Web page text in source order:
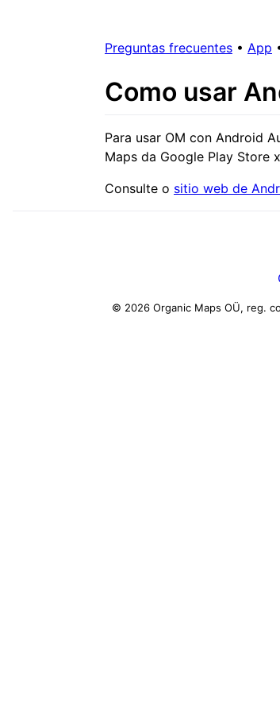
Preguntas frecuentes • App
Como usar
Para usar OM con Android
Maps da Google Play Store
Consulte o sitio web de
© 2026 Organic Maps OÜ, reg.